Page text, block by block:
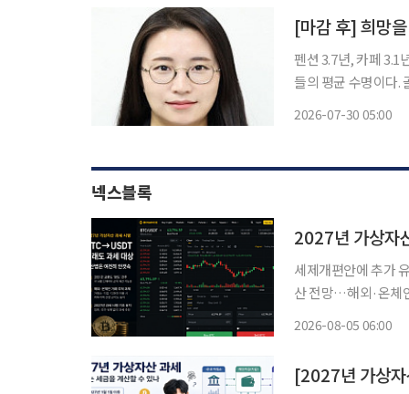
[마감 후] 희망
펜션 3.7년, 카페 3.1
들의 평균 수명이다.
2026-07-30 05:00
넥스블록
2027년 가상자
세제개편안에 추가
산 전망…해외·온체
2026-08-05 06:00
[2027년 가상